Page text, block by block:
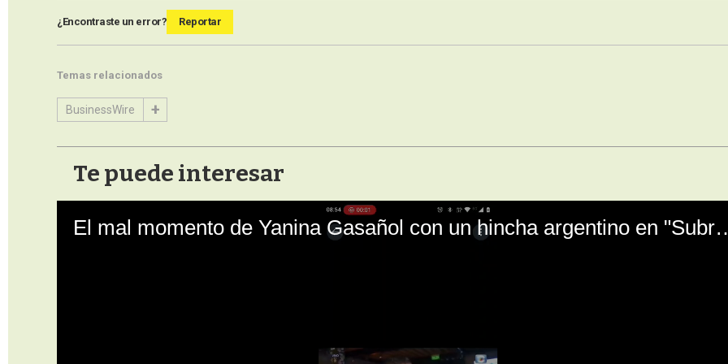
¿Encontraste un error? Reportar
Temas relacionados
BusinessWire
Te puede interesar
El mal momento de Yanina